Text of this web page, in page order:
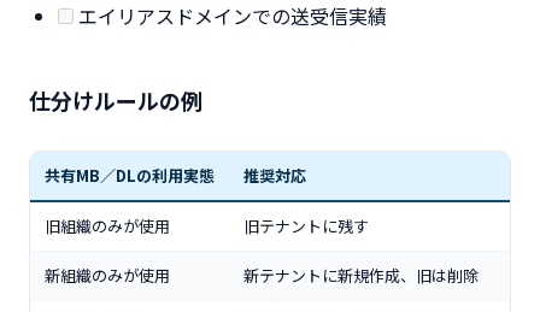
エイリアスドメインでの送受信実績
仕分けルールの例
共有MB／DLの利用実態 推奨対応
旧組織のみが使用 旧テナントに残す
新組織のみが使用 新テナントに新規作成、旧は削除